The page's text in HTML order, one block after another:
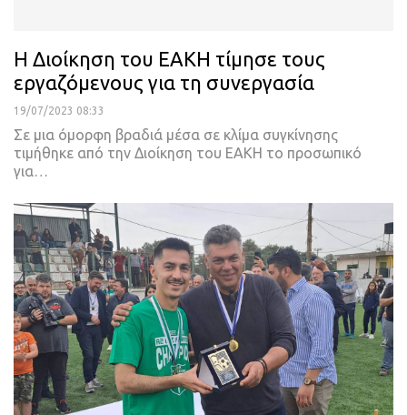
Η Διοίκηση του ΕΑΚΗ τίμησε τους
εργαζόμενους για τη συνεργασία
19/07/2023 08:33
Σε μια όμορφη βραδιά μέσα σε κλίμα συγκίνησης
τιμήθηκε από την Διοίκηση του ΕΑΚΗ το προσωπικό
για…